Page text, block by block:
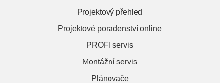
Projektový přehled
Projektové poradenství online
PROFI servis
Montážní servis
Plánovače